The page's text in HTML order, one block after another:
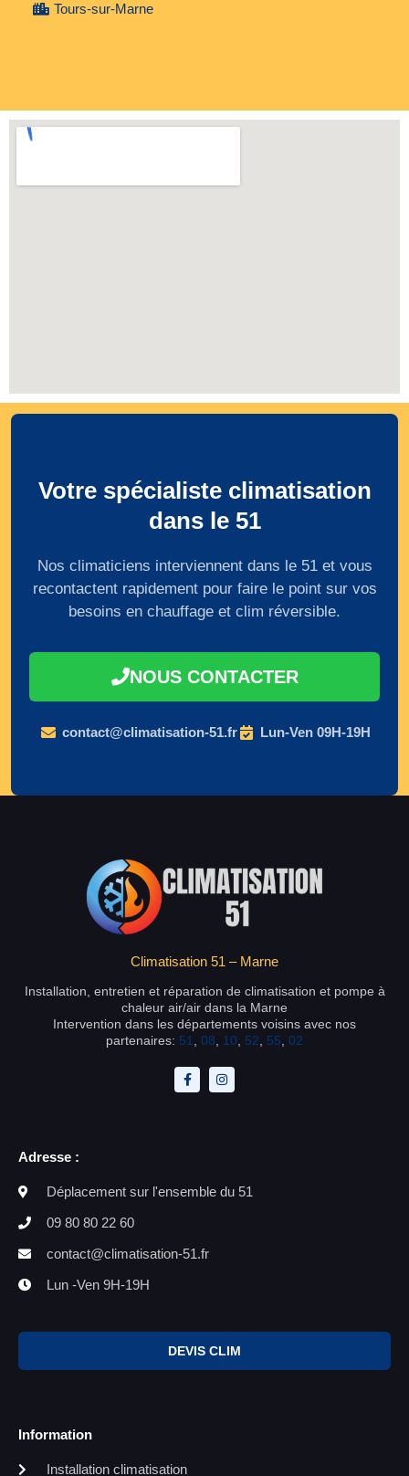
Tours-sur-Marne
Votre spécialiste climatisation
dans le 51
Nos climaticiens interviennent dans le 51 et vous
recontactent rapidement pour faire le point sur vos
besoins en chauffage et clim réversible.
NOUS CONTACTER
contact@climatisation-51.fr Lun-Ven 09H-19H
Climatisation 51 – Marne
Installation, entretien et réparation de climatisation et pompe à
chaleur air/air dans la Marne
Intervention dans les départements voisins avec nos
partenaires: 51 08 10 52 55 02
Adresse :
Déplacement sur l'ensemble du 51
09 80 80 22 60
contact@climatisation-51.fr
Lun -Ven 9H-19H
DEVIS CLIM
Information
Installation climatisation